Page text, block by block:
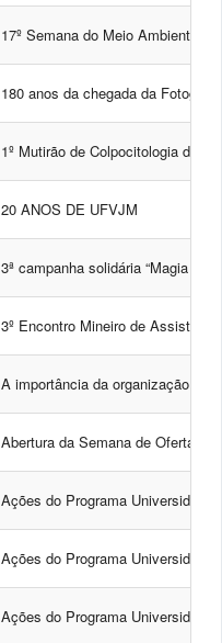
17º Semana do Meio Ambiente
180 anos da chegada da
1º Mutirão de Colpocitologia da
20 ANOS DE UFVJM
3ª campanha solidária “Magia do
3º Encontro Mineiro de
A importância da organização
Abertura da Semana de Oferta
Ações do Programa Universidade
Ações do Programa
Ações do Programa